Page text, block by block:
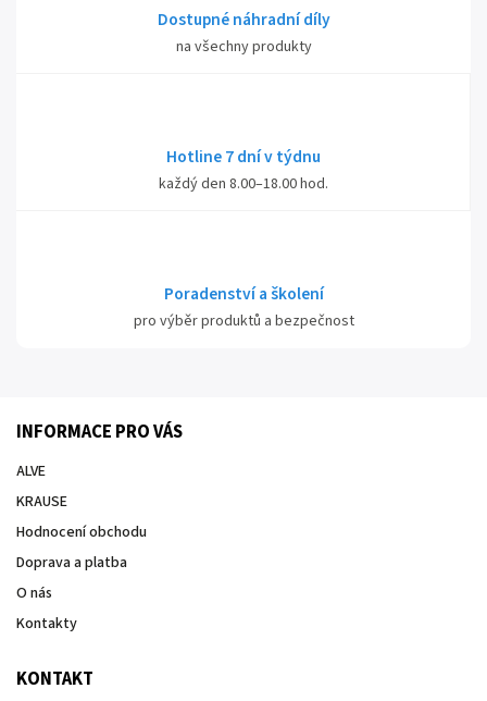
Dostupné náhradní díly
na všechny produkty
Hotline 7 dní v týdnu
každý den 8.00–18.00 hod.
Poradenství a školení
pro výběr produktů a bezpečnost
INFORMACE PRO VÁS
ALVE
KRAUSE
Hodnocení obchodu
Doprava a platba
O nás
Kontakty
KONTAKT